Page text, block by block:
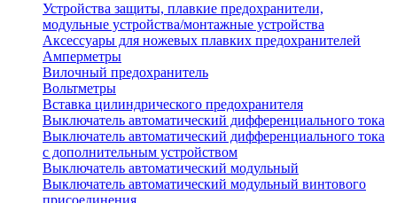
Устройства защиты, плавкие предохранители,
модульные устройства/монтажные устройства
Аксессуары для ножевых плавких предохранителей
Амперметры
Вилочный предохранитель
Вольтметры
Вставка цилиндрического предохранителя
Выключатель автоматический дифференциального тока
Выключатель автоматический дифференциального тока
с дополнительным устройством
Выключатель автоматический модульный
Выключатель автоматический модульный винтового
присоединения